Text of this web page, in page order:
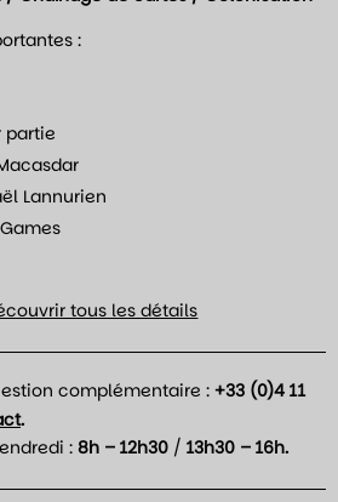
:
partie
Lannurien
tous les détails
complémentaire :+33 (0)4 11
.
: 8h – 12h30 /13h30 – 16h.